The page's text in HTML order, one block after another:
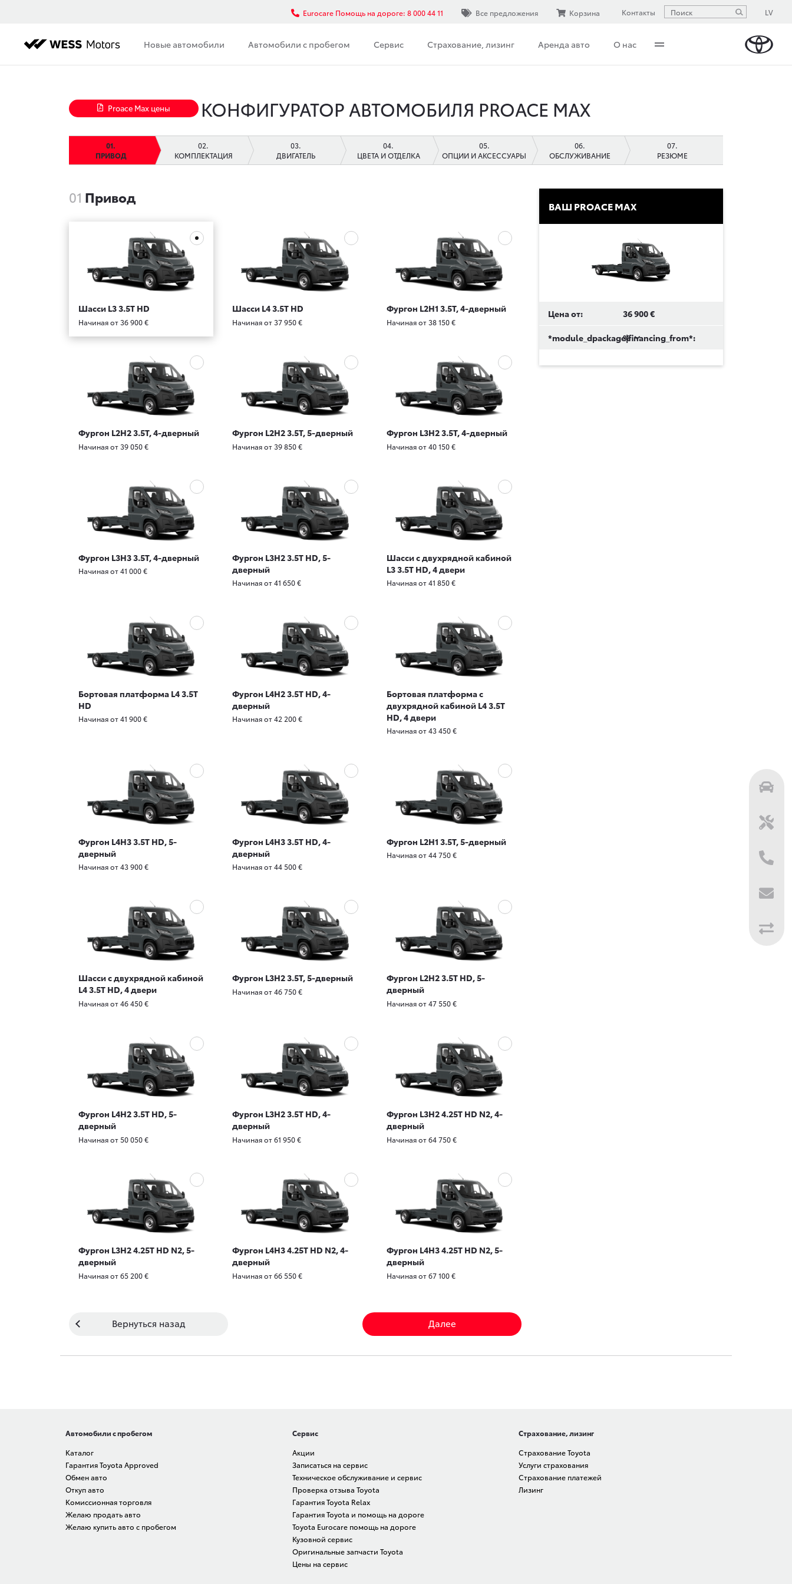
Новые автомобили Автомобили с пробегом Сервис Страхование, лизинг Аренда авто О нас
Eurocare Помощь на дороге: 8 000 44 11 Все предложения Корзина Контакты LV
Proace Max цены КОНФИГУРАТОР АВТОМОБИЛЯ PROACE MAX
ПРИВОД КОМПЛЕКТАЦИЯ ДВИГАТЕЛЬ ЦВЕТА И ОТДЕЛКА ОПЦИИ И АКСЕССУАРЫ ОБСЛУЖИВАНИЕ РЕЗЮМЕ
01 Привод
Шасси L3 3.5T HD
Начиная от 36 900 €
Шасси L4 3.5T HD
Начиная от 37 950 €
Фургон L2H1 3.5T, 4-дверный
Начиная от 38 150 €
Фургон L2H2 3.5T, 4-дверный
Начиная от 39 050 €
Фургон L2H2 3.5T, 5-дверный
Начиная от 39 850 €
Фургон L3H2 3.5T, 4-дверный
Начиная от 40 150 €
Фургон L3H3 3.5T, 4-дверный
Начиная от 41 000 €
Фургон L3H2 3.5T HD, 5-
дверный
Начиная от 41 650 €
Шасси с двухрядной кабиной
L3 3.5T HD, 4 двери
Начиная от 41 850 €
Бортовая платформа L4 3.5T
HD
Начиная от 41 900 €
Фургон L4H2 3.5T HD, 4-
дверный
Начиная от 42 200 €
Бортовая платформа с
двухрядной кабиной L4 3.5T
HD, 4 двери
Начиная от 43 450 €
Фургон L4H3 3.5T HD, 5-
дверный
Начиная от 43 900 €
Фургон L4H3 3.5T HD, 4-
дверный
Начиная от 44 500 €
Фургон L2H1 3.5T, 5-дверный
Начиная от 44 750 €
Шасси с двухрядной кабиной
L4 3.5T HD, 4 двери
Начиная от 46 450 €
Фургон L3H2 3.5T, 5-дверный
Начиная от 46 750 €
Фургон L2H2 3.5T HD, 5-
дверный
Начиная от 47 550 €
Фургон L4H2 3.5T HD, 5-
дверный
Начиная от 50 050 €
Фургон L3H2 3.5T HD, 4-
дверный
Начиная от 61 950 €
Фургон L3H2 4.25T HD N2, 4-
дверный
Начиная от 64 750 €
Фургон L3H2 4.25T HD N2, 5-
дверный
Начиная от 65 200 €
Фургон L4H3 4.25T HD N2, 4-
дверный
Начиная от 66 550 €
Фургон L4H3 4.25T HD N2, 5-
дверный
Начиная от 67 100 €
Вернуться назад Далее
ВАШ PROACE MAX
Цена от: 36 900 €
*module_dpackage|financing_from*:
%
Автомобили с пробегом
Каталог
Гарантия Toyota Approved
Обмен авто
Откуп авто
Комиссионная торговля
Желаю продать авто
Желаю купить авто с пробегом
Сервис
Акции
Записаться на сервис
Техническое обслуживание и сервис
Проверка отзыва Toyota
Гарантия Toyota Relax
Гарантия Toyota и помощь на дороге
Toyota Eurocare помощь на дороге
Кузовной сервис
Оригинальные запчасти Toyota
Цены на сервис
Страхование, лизинг
Страхование Toyota
Услуги страхования
Страхование платежей
Лизинг